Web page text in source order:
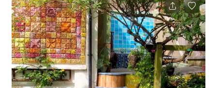
de 8h à 18h. Mais les réservations peuvent être prises en
dehors de ces heures moyennant un coût supplémentaire.
Veuillez envoyer une demande à l'hôte. Le prix publié est
uniquement le prix de